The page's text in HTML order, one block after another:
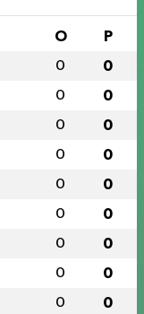
O P
0 0
0 0
0 0
0 0
0 0
0 0
0 0
0 0
0 0